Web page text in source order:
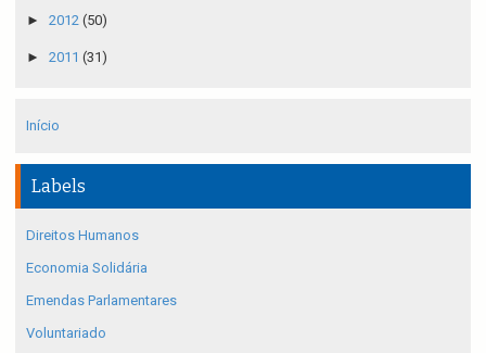
► 2012 (50)
► 2011 (31)
Início
Labels
Direitos Humanos
Economia Solidária
Emendas Parlamentares
Voluntariado